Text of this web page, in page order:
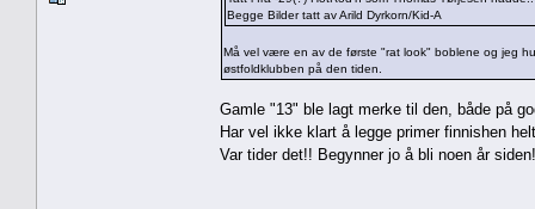
Begge Bilder tatt av Arild Dyrkorn/Kid-A
Må vel være en av de første "rat look" boblene og jeg
østfoldklubben på den tiden.
Gamle "13" ble lagt merke til den, både på
Har vel ikke klart å legge primer finnishen
Var tider det!! Begynner jo å bli noen år